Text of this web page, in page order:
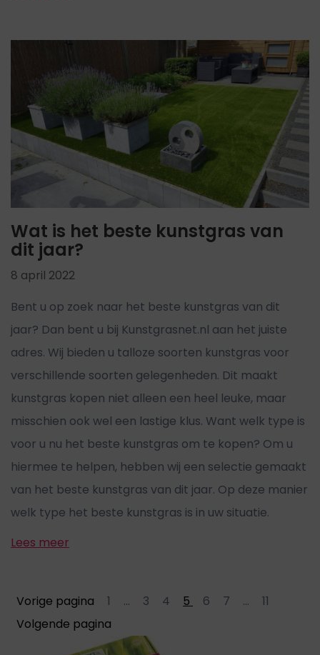
Wat is het beste kunstgras van
dit jaar?
8 april 2022
Bent u op zoek naar het beste kunstgras van dit
jaar? Dan bent u bij Kunstgrasnet.nl aan het juiste
adres. Wij bieden u talloze soorten kunstgras voor
verschillende soorten gelegenheden. Dit maakt
kunstgras kopen niet alleen een heel leuke, maar
misschien ook wel een lastige klus. Want welk type is
voor u nu het beste kunstgras om te kopen? Om u
hiermee te helpen, hebben wij een selectie gemaakt
van het beste kunstgras van dit jaar. Op deze manier
welk type het beste kunstgras is in uw situatie.
Lees meer
Vorige pagina 1 ... 3 4 5 6 7 ...
11
Volgende pagina